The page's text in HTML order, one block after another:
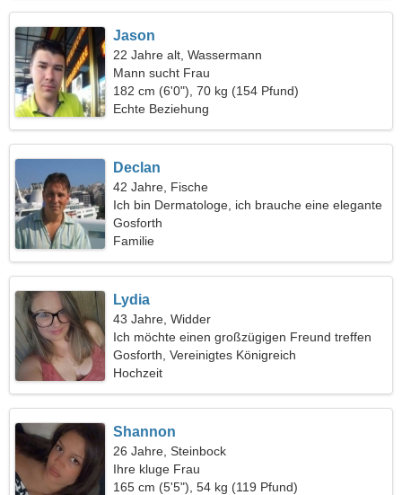
Jason
22 Jahre alt, Wassermann
Mann sucht Frau
182 cm (6'0"), 70 kg (154 Pfund)
Echte Beziehung
Declan
42 Jahre, Fische
Ich bin Dermatologe, ich brauche eine elegante
Frau
Gosforth
Familie
Lydia
43 Jahre, Widder
Ich möchte einen großzügigen Freund treffen
Gosforth, Vereinigtes Königreich
Hochzeit
Shannon
26 Jahre, Steinbock
Ihre kluge Frau
165 cm (5'5"), 54 kg (119 Pfund)